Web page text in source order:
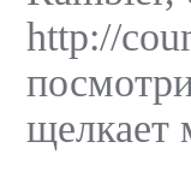
http://
щелкает